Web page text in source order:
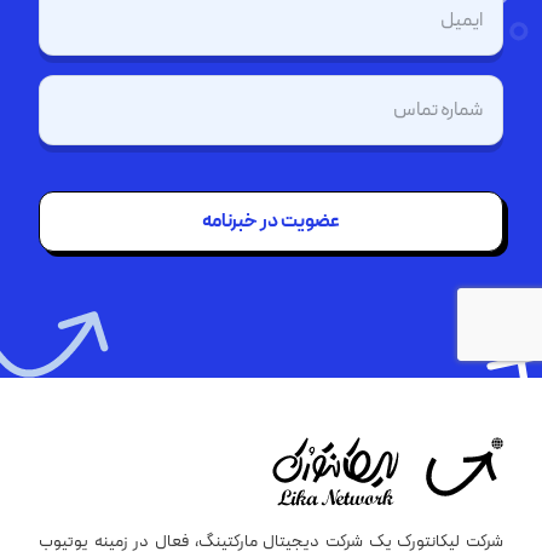
شرکت لیکانتورک یک شرکت دیجیتال مارکتینگ، فعال در زمینه یوتیوب